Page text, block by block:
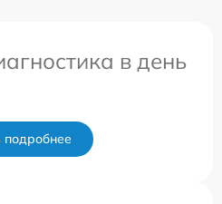
в день
подробнее